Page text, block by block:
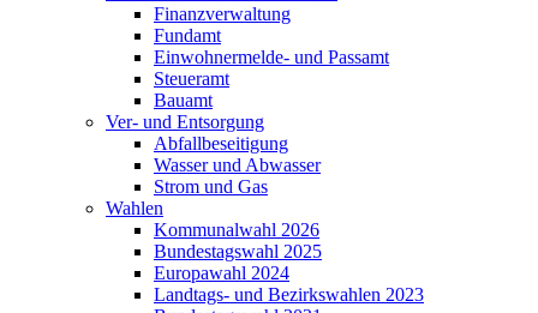
Finanzverwaltung
Fundamt
Einwohnermelde- und Passamt
Steueramt
Bauamt
Ver- und Entsorgung
Abfallbeseitigung
Wasser und Abwasser
Strom und Gas
Wahlen
Kommunalwahl 2026
Bundestagswahl 2025
Europawahl 2024
Landtags- und Bezirkswahlen 2023